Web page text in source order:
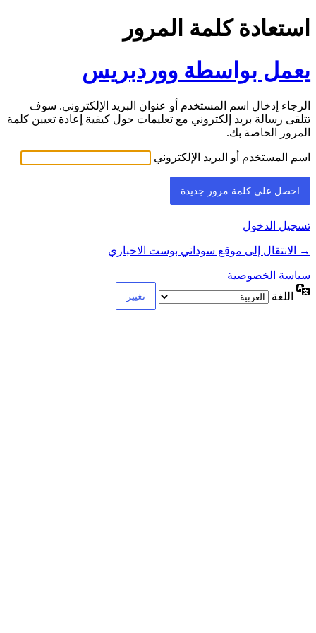
استعادة كلمة المرور
يعمل بواسطة ووردبريس
الرجاء إدخال اسم المستخدم أو عنوان البريد الإلكتروني. سوف
تتلقى رسالة بريد إلكتروني مع تعليمات حول كيفية إعادة تعيين كلمة
المرور الخاصة بك.
اسم المستخدم أو البريد الإلكتروني
تسجيل الدخول
→ الانتقال إلى موقع سوداني بوست الاخباري
سياسة الخصوصية
اللغة